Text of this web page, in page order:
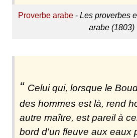
Proverbe arabe- Les proverbes
arabe (1803)
Celui qui, lorsque le
des hommes est là, rend
autre maître, est pareil à
bord d'un fleuve aux eaux